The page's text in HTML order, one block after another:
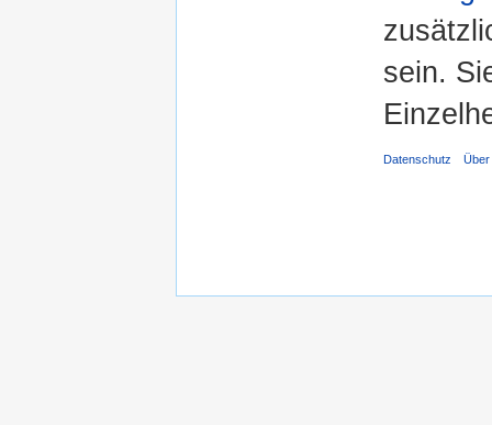
sein.
Datenschutz